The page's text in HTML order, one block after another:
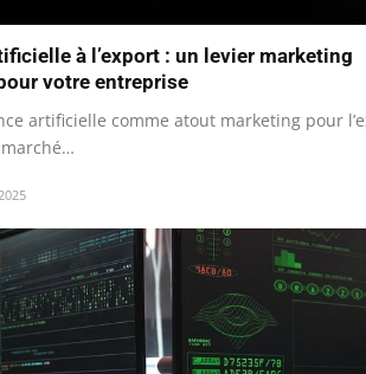
à l’export : un levier marketing
votre entreprise
artificielle comme atout marketing pour